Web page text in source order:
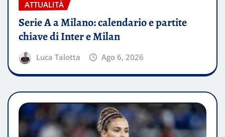
ATTUALITÀ
Serie A a Milano: calendario e partite
chiave di Inter e Milan
Luca Talotta Ago 6, 2026